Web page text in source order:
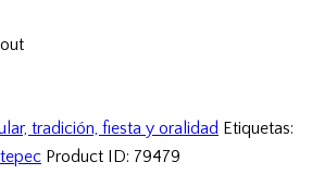
tradición, fiesta y oralidad Etiquetas:
Product ID: 79479